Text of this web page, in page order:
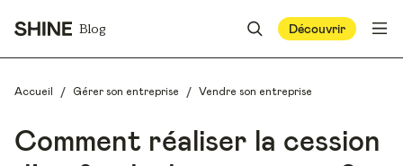
Blog Découvrir
Accueil / Gérer son entreprise / Vendre son entreprise
Comment réaliser la cession